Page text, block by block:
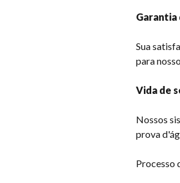
Garantia
Sua
para
Vida de
Nossos
prova
Processo